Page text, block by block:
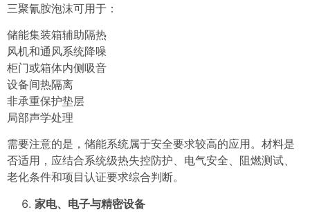
三聚氰胺泡沫可用于：
储能集装箱辅助隔热
风机和通风系统降噪
柜门或箱体内侧吸音
设备间热隔离
非承重保护垫层
局部声学处理
需要注意的是，储能系统属于安全要求较高的应用。材料是
否适用，应结合系统级热失控防护、电气安全、阻燃测试、
老化条件和项目认证要求综合判断。
家电、电子与精密设备